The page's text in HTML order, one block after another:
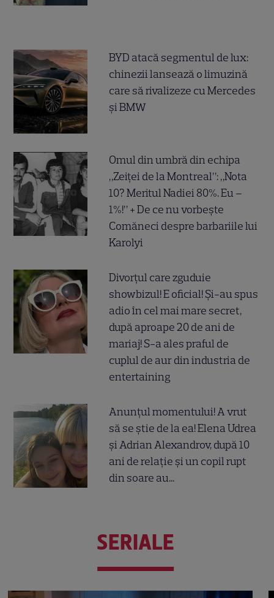
BYD atacă segmentul de lux:
chinezii lansează o limuzină
care să rivalizeze cu Mercedes
și BMW
Omul din umbră din echipa
„Zeiței de la Montreal”: „Nota
10? Meritul Nadiei 80%. Eu –
1%!” + De ce nu vorbește
Comăneci despre barbariile lui
Karolyi
Divorțul care zguduie
showbizul! E oficial! Și-au spus
adio în cel mai mare secret,
după aproape 20 de ani de
mariaj! S-a ales praful de
cuplul de aur din industria de
entertaining
Anunțul momentului! A vrut
să se știe de la ea! Elena Udrea
și Adrian Alexandrov, după 10
ani de relație și un copil rupt
din soare au...
SERIALE